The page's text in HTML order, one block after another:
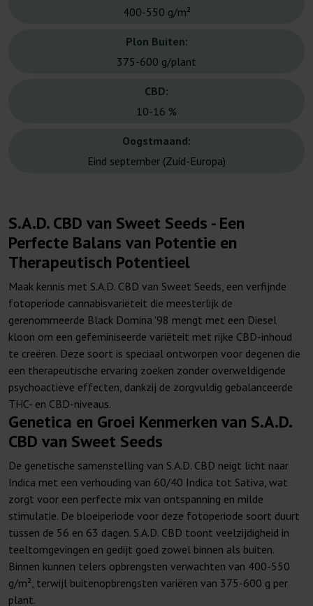
400-550 g/m²
Plon Buiten:
375-600 g/plant
CBD:
10-16 %
Oogstmaand:
Eind september (Zuid-Europa)
S.A.D. CBD van Sweet Seeds - Een
Perfecte Balans van Potentie en
Therapeutisch Potentieel
Maak kennis met S.A.D. CBD van Sweet Seeds, een verfijnde
fotoperiode cannabisvariëteit die meesterlijk de
gerenommeerde Black Domina '98 mengt met een Diesel
kloon om een gefeminiseerde variëteit met rijke CBD-inhoud
te creëren. Deze soort is speciaal ontworpen voor degenen die
een therapeutische ervaring zoeken zonder overweldigende
psychoactieve effecten, dankzij de zorgvuldig gebalanceerde
THC- en CBD-niveaus.
Genetica en Groei Kenmerken van S.A.D.
CBD van Sweet Seeds
De genetische samenstelling van S.A.D. CBD neigt licht naar
Indica met een verhouding van 60/40 Indica tot Sativa, wat
zorgt voor een perfecte mix van ontspanning en milde
stimulatie. De bloeiperiode voor deze fotoperiode soort duurt
tussen de 56 en 63 dagen. S.A.D. CBD toont veelzijdigheid in
teeltomgevingen en gedijt goed zowel binnen als buiten.
Binnen kunnen telers opbrengsten verwachten van 400-550
g/m², terwijl buitenopbrengsten variëren van 375-600 g per
plant.